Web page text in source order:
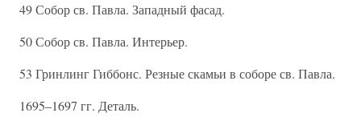
49 Собор св. Павла. Западный фасад.
50 Собор св. Павла. Интерьер.
53 Гринлинг Гиббонс. Резные скамьи в соборе св. Павла.
1695–1697 гг. Деталь.